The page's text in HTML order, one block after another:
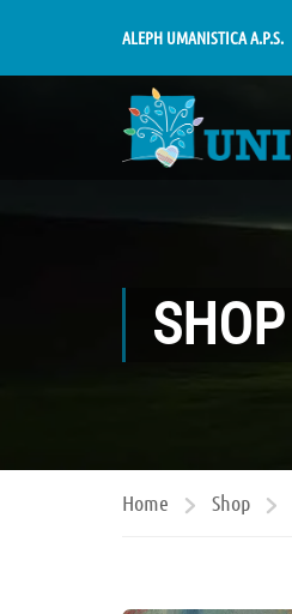
ALEPH UMANISTICA A.P.S.
SHOP
Home Shop